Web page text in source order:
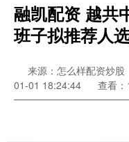
融凯配资 越共
班子拟推荐人
来源：怎么样配资炒股
01-01 18:24:44
查看